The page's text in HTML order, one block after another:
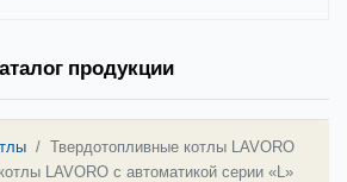
продукции
Твердотопливные котлы LAVORO
LAVORO с автоматикой серии «L»